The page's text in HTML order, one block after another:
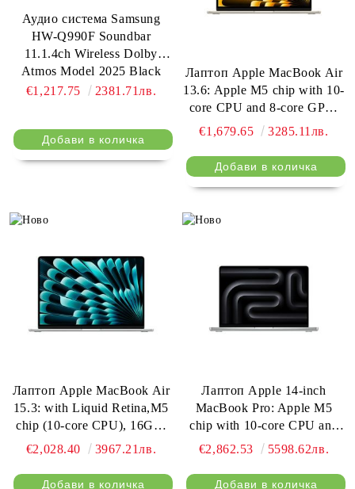
Аудио система Samsung
HW-Q990F Soundbar
11.1.4ch Wireless Dolby
Atmos Model 2025 Black
€1,217.75
2381.71лв.
Лаптоп Apple MacBook Air
13.6: Apple M5 chip with 10-
core CPU and 8-core GPU,
16GB, 512GB SSD -
€1,679.65 3285.11лв.
Лаптоп Apple MacBook Air
15.3: with Liquid Retina,M5
chip (10-core CPU), 16GB,
512GB SSD, M5 10-core
keyboard
€2,028.40 3967.21лв.
Лаптоп Apple 14-inch
MacBook Pro: Apple M5
chip with 10-core CPU and
10-core GPU, 24GB, 1TB
€2,862.53 5598.62лв.